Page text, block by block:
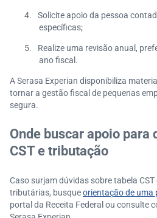
4.
Solicite apoio da pessoa
específicas;
5.
Realize uma revisão anual,
ano fiscal.
A Serasa Experian disponibiliza
tornar a gestão fiscal de pequenas
segura.
Onde buscar apoio para
CST e tributação
Caso surjam dúvidas sobre tabela
tributárias, busqueorientação de uma
portal da Receita Federal ou consulte